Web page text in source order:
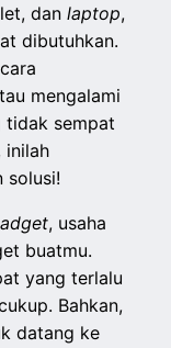
danlaptop,
dibutuhkan.
mengalami
tidak sempat
inilah
solusi!
, usaha
buatmu.
yang terlalu
Bahkan,
datang ke